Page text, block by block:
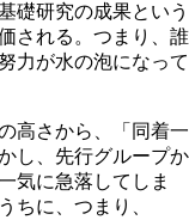
礎研究の成果という
される。つまり、誰
力が水の泡になって
高さから、「同着一
し、先行グループか
気に急落してしま
ちに、つまり、